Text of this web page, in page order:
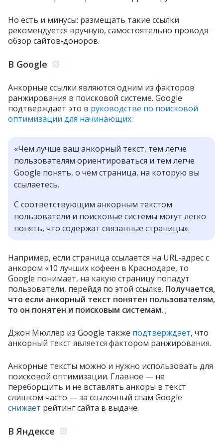
Но есть и минусы: размещать такие ссылки
рекомендуется вручную, самостоятельно проводя
обзор сайтов‑доноров.
В Google
Анкорные ссылки являются одним из факторов
ранжирования в поисковой системе. Google
подтверждает это в руководстве по поисковой
оптимизации для начинающих:
«Чем лучше ваш анкорный текст, тем легче
пользователям ориентироваться и тем легче
Google понять, о чём страница, на которую вы
ссылаетесь.
С соответствующим анкорным текстом
пользователи и поисковые системы могут легко
понять, что содержат связанные страницы».
Например, если страница ссылается на URL‑адрес с
анкором «10 лучших кофеен в Краснодаре, то
Google понимает, на какую страницу попадут
пользователи, перейдя по этой ссылке. Получается,
что если анкорный текст понятен пользователям,
то он понятен и поисковым системам. ;
Джон Мюллер из Google также подтверждает, что
анкорный текст является фактором ранжирования.
Анкорные тексты можно и нужно использовать для
поисковой оптимизации. Главное — не
переборщить и не вставлять анкоры в текст
слишком часто — за ссылочный спам Google
снижает рейтинг сайта в выдаче.
В Яндексе